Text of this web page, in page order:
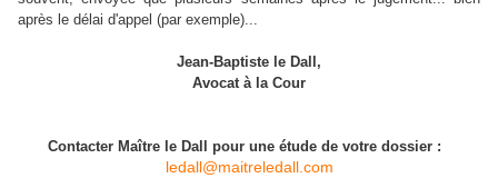
après le délai d'appel (par exemple)...
Jean-Baptiste le Dall,
Avocat à la Cour
Contacter Maître le Dall pour une étude de votre dossier :
ledall@maitreledall.com